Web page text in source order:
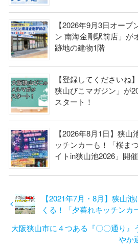
【2026年9月3日オー
ン 南海金剛駅前店」が
跡地の建物1階
【登録してくださいね
狭山びこマガジン」が
スタート！
【2026年8月1日】狭
ッチンカーも！「桜ま
イトin狭山池2026」開催
【2021年7月・8月】狭山
くる！「夕暮れキッチンカ
大阪狭山市に４つある『〇〇通り』
やか